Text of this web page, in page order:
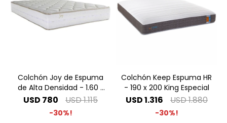
Colchón Joy de Espuma
de Alta Densidad - 1.60 x
2.00 Queen
USD 780 USD1.115
30
Colchón Keep Espuma HR
- 190 x 200 King Especial
USD1.316 USD1.880
30